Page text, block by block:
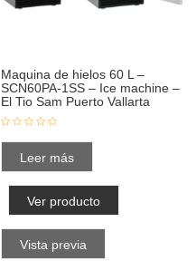
Maquina de hielos 60 L –
SCN60PA-1SS – Ice machine –
El Tio Sam Puerto Vallarta
Leer más
Ver producto
Vista previa